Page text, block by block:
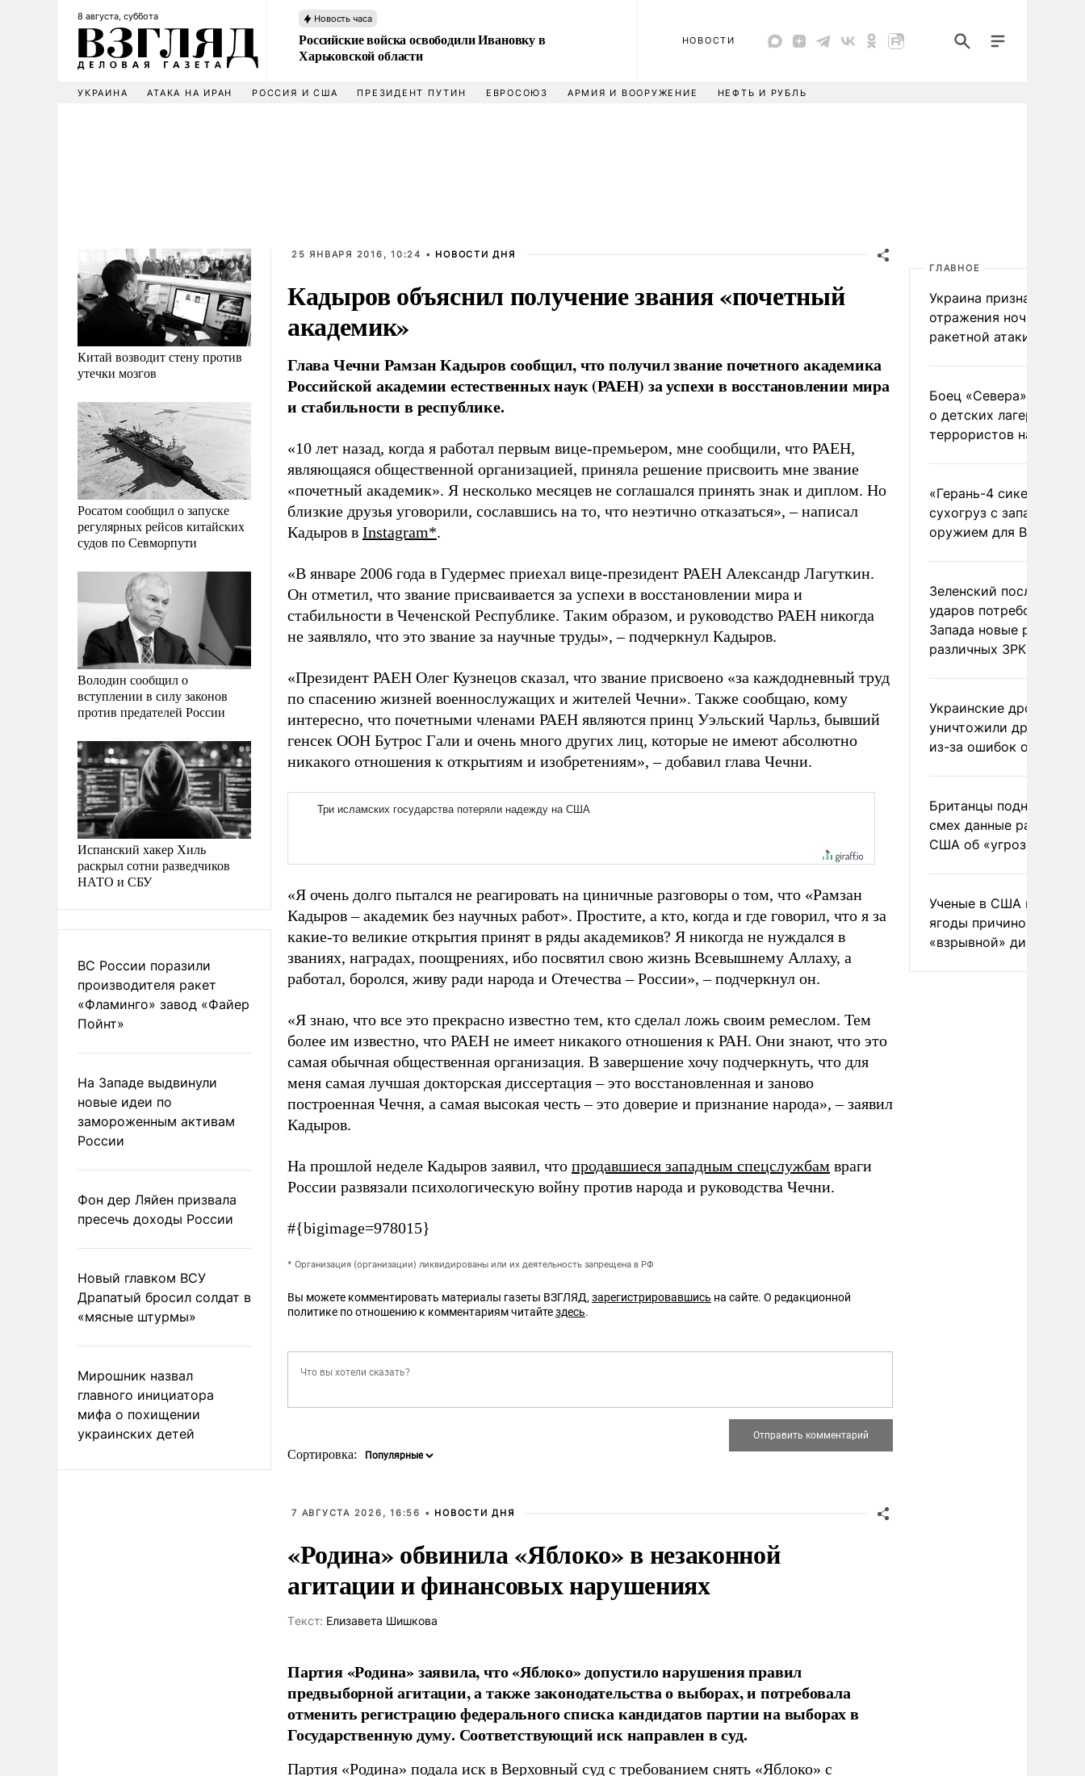
8 августа, суббота Новость часа
Российские войска освободили Ивановку в
Харьковской области
НОВОСТИ
УКРАИНА АТАКА НА ИРАН РОССИЯ И США ПРЕЗИДЕНТ ПУТИН ЕВРОСОЮЗ АРМИЯ И ВООРУЖЕНИЕ НЕФТЬ И РУБЛЬ
Китай возводит стену против
утечки мозгов
Росатом сообщил о запуске
регулярных рейсов китайских
судов по Севморпути
Володин сообщил о
вступлении в силу законов
против предателей России
Испанский хакер Хиль
раскрыл сотни разведчиков
НАТО и СБУ
ВС России поразили
производителя ракет
«Фламинго» завод «Файер
Пойнт»
На Западе выдвинули
новые идеи по
замороженным активам
России
Фон дер Ляйен призвала
пресечь доходы России
Новый главком ВСУ
Драпатый бросил солдат в
«мясные штурмы»
Мирошник назвал
главного инициатора
мифа о похищении
украинских детей
25 ЯНВАРЯ 2016, 10:24 • НОВОСТИ ДНЯ
Кадыров объяснил получение звания «почетный
академик»
Глава Чечни Рамзан Кадыров сообщил, что получил звание почетного академика
Российской академии естественных наук (РАЕН) за успехи в восстановлении мира
и стабильности в республике.
«10 лет назад, когда я работал первым вице-премьером, мне сообщили, что РАЕН,
являющаяся общественной организацией, приняла решение присвоить мне звание
«почетный академик». Я несколько месяцев не соглашался принять знак и диплом. Но
близкие друзья уговорили, сославшись на то, что неэтично отказаться», – написал
Кадыров в Instagram*.
«В январе 2006 года в Гудермес приехал вице-президент РАЕН Александр Лагуткин.
Он отметил, что звание присваивается за успехи в восстановлении мира и
стабильности в Чеченской Республике. Таким образом, и руководство РАЕН никогда
не заявляло, что это звание за научные труды», – подчеркнул Кадыров.
«Президент РАЕН Олег Кузнецов сказал, что звание присвоено «за каждодневный труд
по спасению жизней военнослужащих и жителей Чечни». Также сообщаю, кому
интересно, что почетными членами РАЕН являются принц Уэльский Чарльз, бывший
генсек ООН Бутрос Гали и очень много других лиц, которые не имеют абсолютно
никакого отношения к открытиям и изобретениям», – добавил глава Чечни.
«Я очень долго пытался не реагировать на циничные разговоры о том, что «Рамзан
Кадыров – академик без научных работ». Простите, а кто, когда и где говорил, что я за
какие-то великие открытия принят в ряды академиков? Я никогда не нуждался в
званиях, наградах, поощрениях, ибо посвятил свою жизнь Всевышнему Аллаху, а
работал, боролся, живу ради народа и Отечества – России», – подчеркнул он.
«Я знаю, что все это прекрасно известно тем, кто сделал ложь своим ремеслом. Тем
более им известно, что РАЕН не имеет никакого отношения к РАН. Они знают, что это
самая обычная общественная организация. В завершение хочу подчеркнуть, что для
меня самая лучшая докторская диссертация – это восстановленная и заново
построенная Чечня, а самая высокая честь – это доверие и признание народа», – заявил
Кадыров.
На прошлой неделе Кадыров заявил, что продавшиеся западным спецслужбам враги
России развязали психологическую войну против народа и руководства Чечни.
#{bigimage=978015}
* Организация (организации) ликвидированы или их деятельность запрещена в РФ
Вы можете комментировать материалы газеты ВЗГЛЯД, зарегистрировавшись на сайте. О редакционной
политике по отношению к комментариям читайтездесь.
Сортировка:
7 АВГУСТА 2026, 16:56 • НОВОСТИ ДНЯ
«Родина» обвинила «Яблоко» в незаконной
агитации и финансовых нарушениях
Tекст: Елизавета Шишкова
Партия «Родина» заявила, что «Яблоко» допустило нарушения правил
предвыборной агитации, а также законодательства о выборах, и потребовала
отменить регистрацию федерального списка кандидатов партии на выборах в
Государственную думу. Соответствующий иск направлен в суд.
Партия «Родина» подала иск в Верховный суд с требованием снять «Яблоко» с
ГЛАВНОЕ
Украина признала
отражения ночной
ракетной атаки
Боец «Севера»
о детских лагерях
террористов на
«Герань-4 сикер»
сухогруз с западным
оружием для ВСУ
Зеленский после
ударов потребовал у
Запада новые ракеты
различных ЗРК
Украинские дроны
уничтожили друг друга
из-за ошибок
Британцы подняли на
смех данные разведки
США об «угрозе
Ученые в США назвали
ягоды причиной
«взрывной» диареи